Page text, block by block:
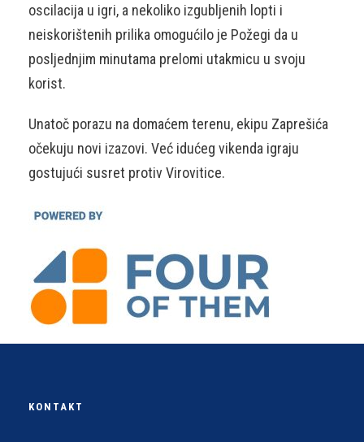
oscilacija u igri, a nekoliko izgubljenih lopti i
neiskorištenih prilika omogućilo je Požegi da u
posljednjim minutama prelomi utakmicu u svoju
korist.
Unatoč porazu na domaćem terenu, ekipu Zaprešića
očekuju novi izazovi. Već idućeg vikenda igraju
gostujući susret protiv Virovitice.
KONTAKT